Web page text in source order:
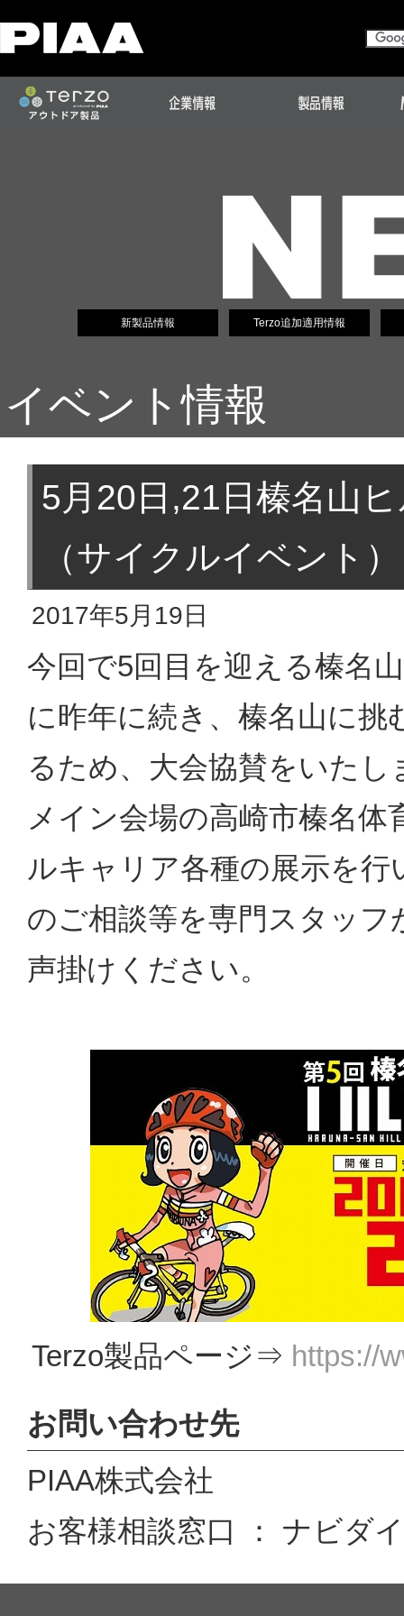
新製品情報 Terzo追加適用情報
イベント情報
5月20日,21日榛名山
（サイクルイベント）
2017年5月19日
今回で5回目を迎える榛名
に昨年に続き、榛名山に
るため、大会協賛をいたし
メイン会場の高崎市榛名
ルキャリア各種の展示を
のご相談等を専門スタッ
声掛けください。
Terzo製品ページ⇒ https://
お問い合わせ先
PIAA株式会社
お客様相談窓口 ： ナビダ